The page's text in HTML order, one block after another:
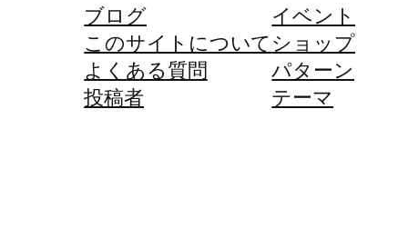
ブログ
このサイトについて
よくある質問
投稿者
イベント
ショップ
パターン
テーマ